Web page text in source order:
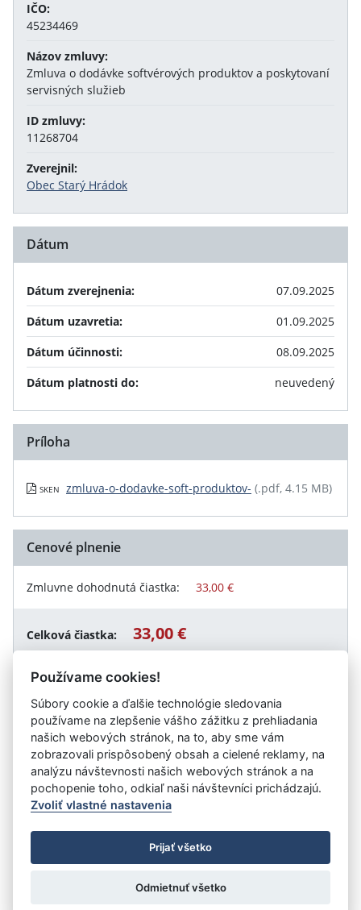
IČO:
45234469
Názov zmluvy:
Zmluva o dodávke softvérových produktov a poskytovaní
servisných služieb
ID zmluvy:
11268704
Zverejnil:
Obec Starý Hrádok
Dátum
Dátum zverejnenia:
07.09.2025
Dátum uzavretia:
01.09.2025
Dátum účinnosti:
08.09.2025
Dátum platnosti do:
neuvedený
Príloha
SKEN zmluva-o-dodavke-soft-produktov- (.pdf, 4.15 MB)
Cenové plnenie
Zmluvne dohodnutá čiastka: 33,00 €
Celková čiastka: 33,00 €
Návrat späť
Vystavil:Obec Starý Hrádok
Úrad vlády SR
- Všetky práva vyhradené
Prehlásenie o prístupnosti
Zmluvy do 31.12.2010
Nastavenia cookies
: Aglo Solutions
Používame cookies!
Súbory cookie a ďalšie technológie sledovania
používame na zlepšenie vášho zážitku z prehliadania
našich webových stránok, na to, aby sme vám
zobrazovali prispôsobený obsah a cielené reklamy, na
analýzu návštevnosti našich webových stránok a na
pochopenie toho, odkiaľ naši návštevníci prichádzajú.
Zvoliť vlastné nastavenia
Prijať všetko
Odmietnuť všetko